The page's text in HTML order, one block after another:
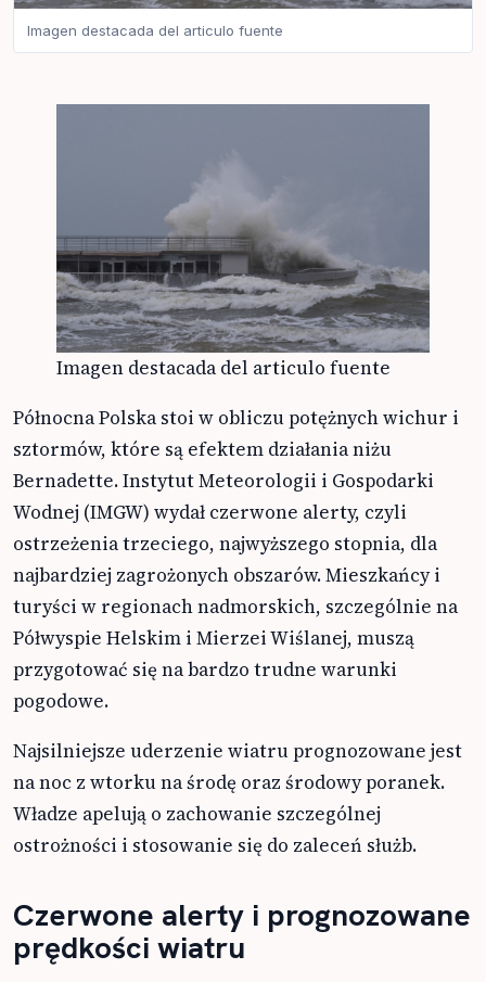
Imagen destacada del articulo fuente
Imagen destacada del articulo fuente
Północna Polska stoi w obliczu potężnych wichur i
sztormów, które są efektem działania niżu
Bernadette. Instytut Meteorologii i Gospodarki
Wodnej (IMGW) wydał czerwone alerty, czyli
ostrzeżenia trzeciego, najwyższego stopnia, dla
najbardziej zagrożonych obszarów. Mieszkańcy i
turyści w regionach nadmorskich, szczególnie na
Półwyspie Helskim i Mierzei Wiślanej, muszą
przygotować się na bardzo trudne warunki
pogodowe.
Najsilniejsze uderzenie wiatru prognozowane jest
na noc z wtorku na środę oraz środowy poranek.
Władze apelują o zachowanie szczególnej
ostrożności i stosowanie się do zaleceń służb.
Czerwone alerty i prognozowane
prędkości wiatru